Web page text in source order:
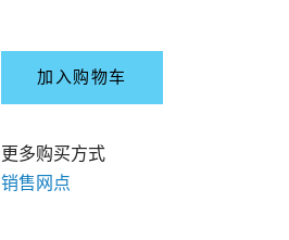
加入购物车
更多购买方式
销售网点